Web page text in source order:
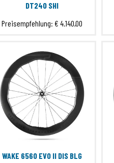
DT240 SHI
Preisempfehlung: € 4.140,00
WAKE 6560 EVO II DIS BLG